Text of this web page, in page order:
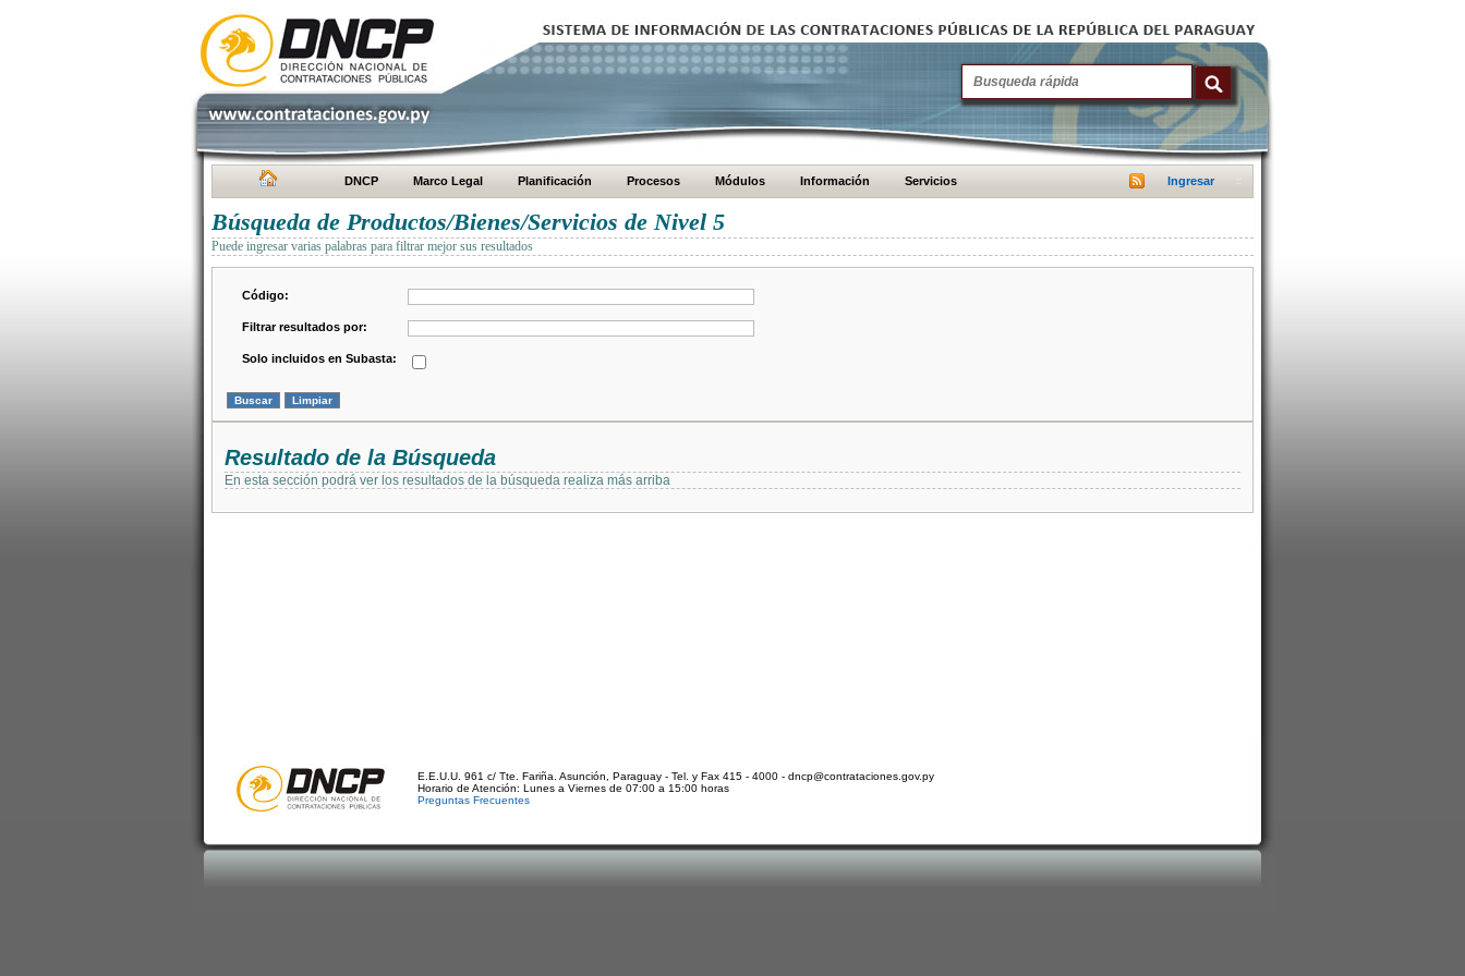
DNCP Marco Legal Planificación Procesos Módulos Información Servicios Ingresar
Búsqueda de Productos/Bienes/Servicios de Nivel 5
Puede ingresar varias palabras para filtrar mejor sus resultados
Código:
Filtrar resultados por:
Solo incluidos en Subasta:
Resultado de la Búsqueda
En esta sección podrá ver los resultados de la búsqueda realiza más arriba
E.E.U.U. 961 c/ Tte. Fariña. Asunción, Paraguay - Tel. y Fax 415 - 4000 - dncp@contrataciones.gov.py
Horario de Atención: Lunes a Viernes de 07:00 a 15:00 horas
Preguntas Frecuentes